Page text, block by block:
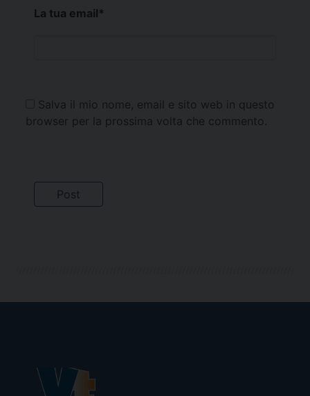
La tua email*
Salva il mio nome, email e sito web in questo
browser per la prossima volta che commento.